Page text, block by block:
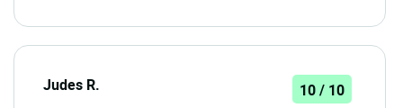
Judes R. 10 / 10